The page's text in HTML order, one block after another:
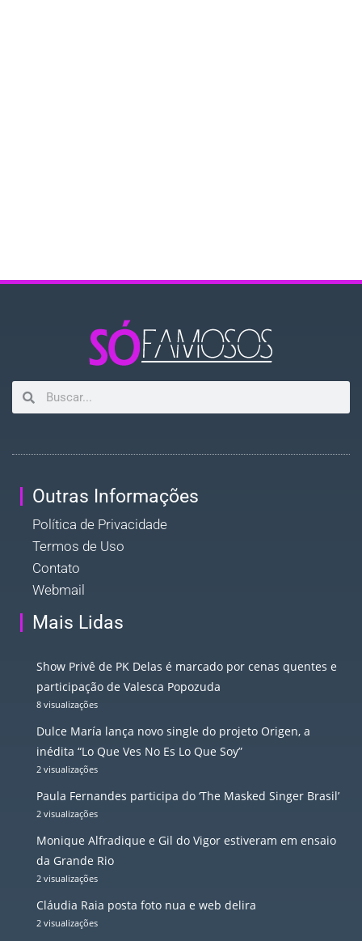
Outras Informações
Política de Privacidade
Termos de Uso
Contato
Webmail
Mais Lidas
Show Privê de PK Delas é marcado por cenas quentes e
participação de Valesca Popozuda
8 visualizações
Dulce María lança novo single do projeto Origen, a
inédita “Lo Que Ves No Es Lo Que Soy”
2 visualizações
Paula Fernandes participa do ‘The Masked Singer Brasil’
2 visualizações
Monique Alfradique e Gil do Vigor estiveram em ensaio
da Grande Rio
2 visualizações
Cláudia Raia posta foto nua e web delira
2 visualizações